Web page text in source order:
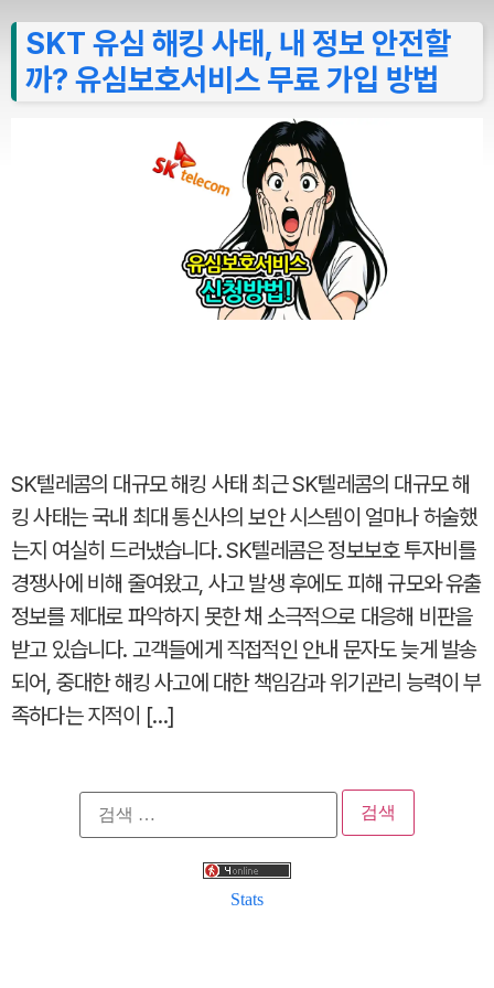
SKT 유심 해킹 사태, 내 정보 안전할
까? 유심보호서비스 무료 가입 방법
SK텔레콤의 대규모 해킹 사태 최근 SK텔레콤의 대규모 해
킹 사태는 국내 최대 통신사의 보안 시스템이 얼마나 허술했
는지 여실히 드러냈습니다. SK텔레콤은 정보보호 투자비를
경쟁사에 비해 줄여왔고, 사고 발생 후에도 피해 규모와 유출
정보를 제대로 파악하지 못한 채 소극적으로 대응해 비판을
받고 있습니다. 고객들에게 직접적인 안내 문자도 늦게 발송
되어, 중대한 해킹 사고에 대한 책임감과 위기관리 능력이 부
족하다는 지적이 […]
검
색:
Stats